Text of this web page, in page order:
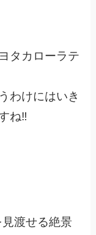
タカローラテ
わけにはいき
ね‼️
渡せる絶景